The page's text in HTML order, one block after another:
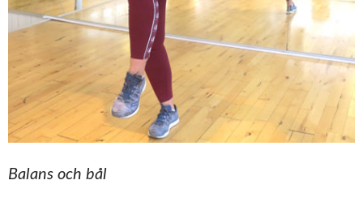
Balans och bål